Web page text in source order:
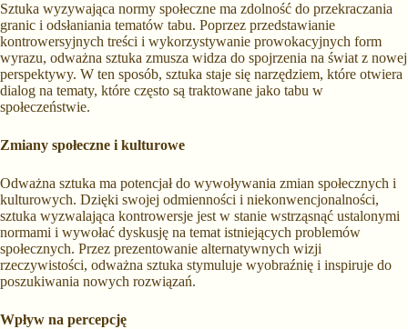
Sztuka wyzywająca normy społeczne ma zdolność do przekraczania
granic i odsłaniania tematów tabu. Poprzez przedstawianie
kontrowersyjnych treści i wykorzystywanie prowokacyjnych form
wyrazu, odważna sztuka zmusza widza do spojrzenia na świat z nowej
perspektywy. W ten sposób, sztuka staje się narzędziem, które otwiera
dialog na tematy, które często są traktowane jako tabu w
społeczeństwie.
Zmiany społeczne i kulturowe
Odważna sztuka ma potencjał do wywoływania zmian społecznych i
kulturowych. Dzięki swojej odmienności i niekonwencjonalności,
sztuka wyzwalająca kontrowersje jest w stanie wstrząsnąć ustalonymi
normami i wywołać dyskusję na temat istniejących problemów
społecznych. Przez prezentowanie alternatywnych wizji
rzeczywistości, odważna sztuka stymuluje wyobraźnię i inspiruje do
poszukiwania nowych rozwiązań.
Wpływ na percepcję